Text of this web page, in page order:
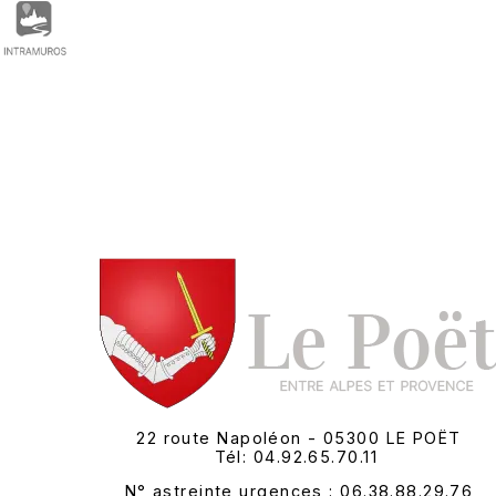
22 route Napoléon - 05300 LE POËT
Tél: 04.92.65.70.11
N° astreinte urgences : 06.38.88.29.76